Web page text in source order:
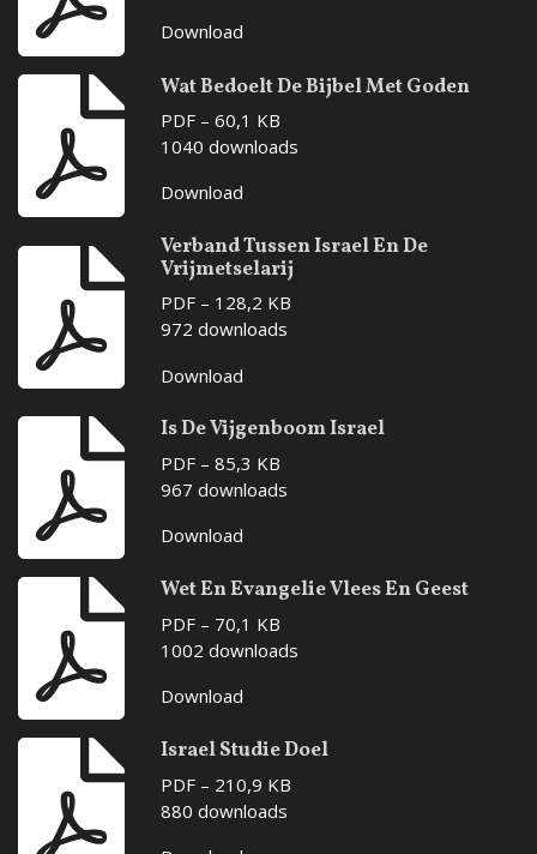
Download
Wat Bedoelt De Bijbel Met Goden
PDF – 60,1 KB
1040 downloads
Download
Verband Tussen Israel En De
Vrijmetselarij
PDF – 128,2 KB
972 downloads
Download
Is De Vijgenboom Israel
PDF – 85,3 KB
967 downloads
Download
Wet En Evangelie Vlees En Geest
PDF – 70,1 KB
1002 downloads
Download
Israel Studie Doel
PDF – 210,9 KB
880 downloads